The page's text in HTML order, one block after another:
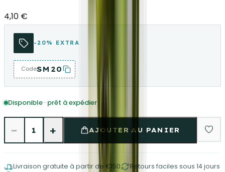
4,10 €
-20% EXTRA
CodeSM20
Disponible · prêt à expédier
− 1 + AJOUTER AU PANIER
Livraison gratuite à partir de €150
Retours faciles sous 14 jours